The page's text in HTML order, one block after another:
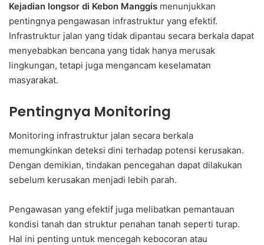
Kejadian longsor di Kebon Manggis menunjukkan
pentingnya pengawasan infrastruktur yang efektif.
Infrastruktur jalan yang tidak dipantau secara berkala dapat
menyebabkan bencana yang tidak hanya merusak
lingkungan, tetapi juga mengancam keselamatan
masyarakat.
Pentingnya Monitoring
Monitoring infrastruktur jalan secara berkala
memungkinkan deteksi dini terhadap potensi kerusakan.
Dengan demikian, tindakan pencegahan dapat dilakukan
sebelum kerusakan menjadi lebih parah.
Pengawasan yang efektif juga melibatkan pemantauan
kondisi tanah dan struktur penahan tanah seperti turap.
Hal ini penting untuk mencegah kebocoran atau